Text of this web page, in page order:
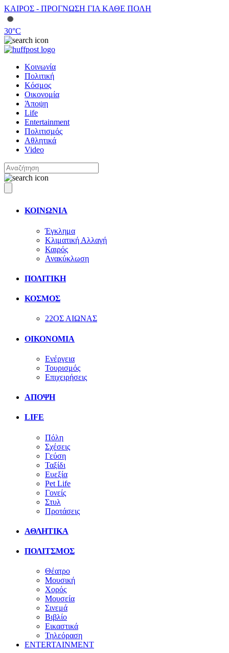
ΚΑΙΡΟΣ - ΠΡΟΓΝΩΣΗ ΓΙΑ ΚΑΘΕ ΠΟΛΗ
30°C
Κοινωνία
Πολιτική
Κόσμος
Οικονομία
Άποψη
Life
Entertainment
Πολιτισμός
Αθλητικά
Video
ΚΟΙΝΩΝΙΑ
Έγκλημα
Κλιματική Αλλαγή
Καιρός
Ανακύκλωση
ΠΟΛΙΤΙΚΗ
ΚΟΣΜΟΣ
22ΟΣ ΑΙΩΝΑΣ
ΟΙΚΟΝΟΜΙΑ
Ενέργεια
Τουρισμός
Επιχειρήσεις
ΑΠΟΨΗ
LIFE
Πόλη
Σχέσεις
Γεύση
Ταξίδι
Ευεξία
Pet Life
Γονείς
Στυλ
Προτάσεις
ΑΘΛΗΤΙΚΑ
ΠΟΛΙΤΣΜΟΣ
Θέατρο
Μουσική
Χορός
Μουσεία
Σινεμά
Βιβλίο
Εικαστικά
Τηλεόραση
ENTERTAINMENT